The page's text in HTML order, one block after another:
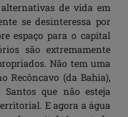
de vida em
se desinteressa por
espaço para o capital
são extremamente
Não tem uma
Recôncavo (da Bahia),
que não esteja
E agora a água